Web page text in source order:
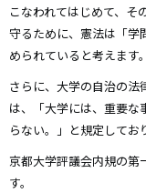
こなわれてはじめて、そ
守るために、憲法は「学
められていると考えます。
さらに、大学の自治の法
は、「大学には、重要な
らない。」と規定してお
京都大学評議会内規の第
す。